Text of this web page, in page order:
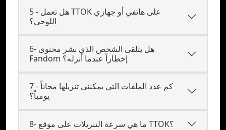
5 - هل تعمل TTOK على هاتفي أو جهازي
اللوحي؟
6- هل يتلقى الشخص الذي نشر محتوى
Fandom إخطاراً عندما أنزله؟
7 - كم عدد الملفات التي يمكنني تنزيلها مجاناً
يومياً؟
8- ما هي سرعة التنزيلات على موقع TTOK؟